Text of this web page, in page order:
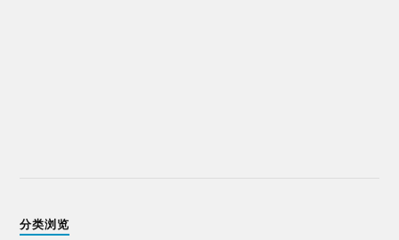
分类浏览